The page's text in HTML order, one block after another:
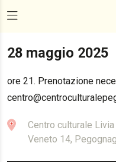
28 maggio 2025
ore 21. Prenotazione
Centro culturale
Veneto 14,